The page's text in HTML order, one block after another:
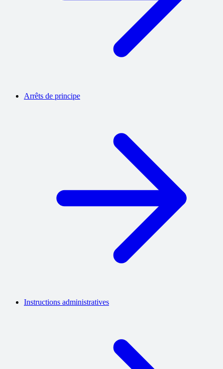
Arrêts de principe
Instructions administratives